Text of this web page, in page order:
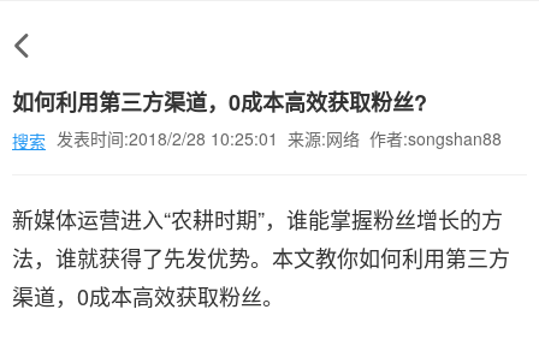
如何利用第三方渠道，0成本高效获取粉丝?
搜索 发表时间:2018/2/28 10:25:01 来源:网络 作者:songshan88
新媒体运营进入“农耕时期”，谁能掌握粉丝增长的方
法，谁就获得了先发优势。本文教你如何利用第三方
渠道，0成本高效获取粉丝。